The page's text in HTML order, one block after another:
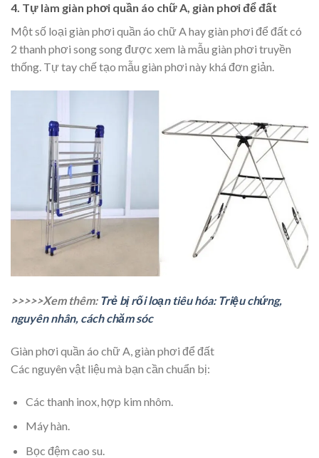
4. Tự làm giàn phơi quần áo chữ A, giàn phơi để đất
Một số loại giàn phơi quần áo chữ A hay giàn phơi để đất có
2 thanh phơi song song được xem là mẫu giàn phơi truyền
thống. Tự tay chế tạo mẫu giàn phơi này khá đơn giản.
>>>>>Xem thêm: Trẻ bị rối loạn tiêu hóa: Triệu chứng,
nguyên nhân, cách chăm sóc
Giàn phơi quần áo chữ A, giàn phơi để đất
Các nguyên vật liệu mà bạn cần chuẩn bị:
Các thanh inox, hợp kim nhôm.
Máy hàn.
Bọc đệm cao su.